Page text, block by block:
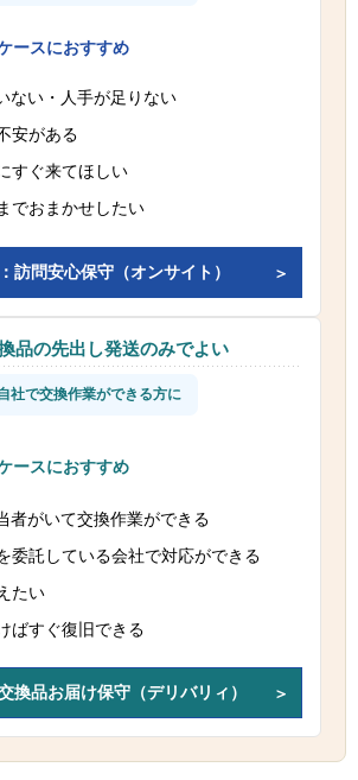
ースにおすすめ
ない・人手が足りない
安がある
すぐ来てほしい
でおまかせしたい
訪問安心保守（オンサイト）
品の先出し発送のみでよい
社で交換作業ができる方に
ースにおすすめ
者がいて交換作業ができる
委託している会社で対応ができる
たい
ばすぐ復旧できる
換品お届け保守（デリバリィ）